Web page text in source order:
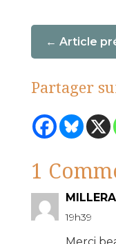
Article
Partager
1
19h39